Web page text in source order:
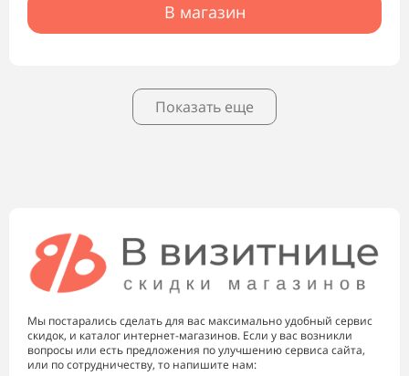
В магазин
Показать еще
Мы постарались сделать для вас максимально удобный сервис
скидок, и каталог интернет-магазинов. Если у вас возникли
вопросы или есть предложения по улучшению сервиса сайта,
или по сотрудничеству, то напишите нам: